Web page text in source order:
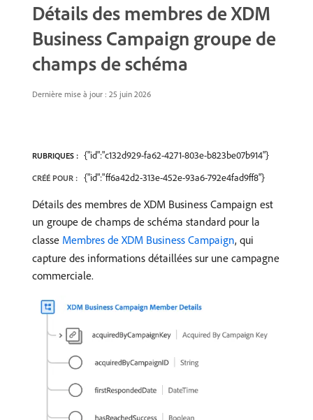
Détails des membres de XDM
Business Campaign groupe de
champs de schéma
Dernière mise à jour : 25 juin 2026
RUBRIQUES : {"id":"c132d929-fa62-4271-803e-b823be07b914"}
CRÉÉ POUR : {"id":"ff6a42d2-313e-452e-93a6-792e4fad9ff8"}
Détails des membres de XDM Business Campaign est
un groupe de champs de schéma standard pour la
classe Membres de XDM Business Campaign, qui
capture des informations détaillées sur une campagne
commerciale.